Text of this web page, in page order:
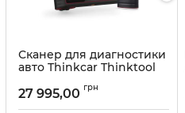
Сканер для диагностики
авто Thinkcar Thinktool
27 995,00 грн